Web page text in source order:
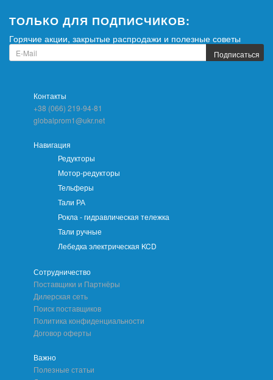
ТОЛЬКО ДЛЯ ПОДПИСЧИКОВ:
Горячие акции, закрытые распродажи и полезные советы
Подписаться
Контакты
+38 (066) 219-94-81
globalprom1@ukr.net
Навигация
Редукторы
Мотор-редукторы
Тельферы
Тали РА
Рокла - гидравлическая тележка
Тали ручные
Лебедка электрическая KCD
Сотрудничество
Поставщики и Партнёры
Дилерская сеть
Поиск поставщиков
Политика конфиденциальности
Договор оферты
Важно
Полезные статьи